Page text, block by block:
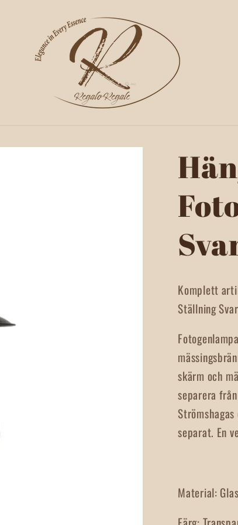
Komplett
Ställning
skärm och
separera
separat. En
Material: